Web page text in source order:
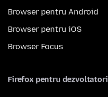
Browser pentru Android
Browser pentru iOS
Browser Focus
Firefox pentru dezvoltatori